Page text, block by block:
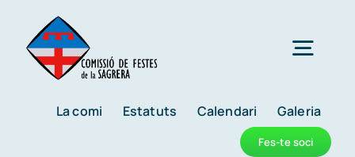
content
La comi Estatuts Calendari Galeria
Fes-te soci
Reis